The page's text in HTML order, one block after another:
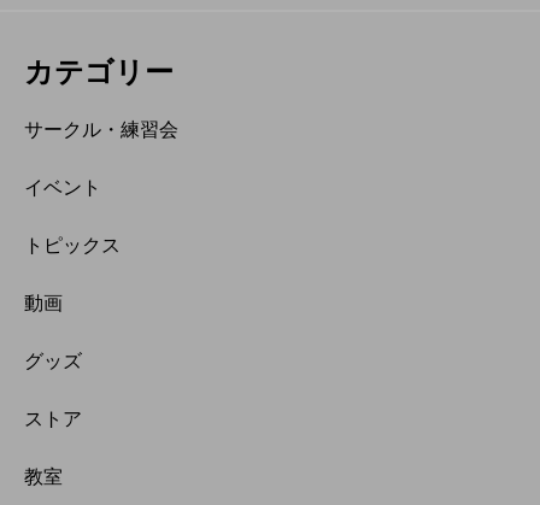
カテゴリー
サークル・練習会
イベント
トピックス
動画
グッズ
ストア
教室